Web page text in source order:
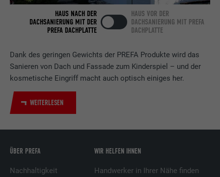
Dank des geringen Gewichts der PREFA Produkte wird das
Sanieren von Dach und Fassade zum Kinderspiel – und der
kosmetische Eingriff macht auch optisch einiges her.
WEITERLESEN
HAUS NACH DER
DACHSANIERUNG MIT DER
PREFA DACHPLATTE
HAUS VOR DER
DACHSANIERUNG MIT PREFA
DACHPLATTE
ÜBER PREFA
Nachhaltigkeit
WIR HELFEN IHNEN
Handwerker in Ihrer Nähe finden
LinkedIn für die Verfolgung der
Verwendung von eingebetteten
Dienstleistungen.
Name UserMatchHistory
Anbieter LinkedIn
Laufzeit
Zweck
relevante Werbung basierend auf den
präsentieren.